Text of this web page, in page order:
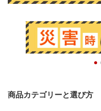
商品カテゴリーと選び方